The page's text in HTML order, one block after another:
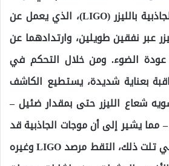
قياس تداخل موجات الجاذبية بالليزر (LIGO)، الذي يعمل عن
عبر نفقين طويلين، وارتدادهما عن
عودة الضوء. ومن خلال التحكم في
بعناية شديدة، يستطيع الكاشف
شعاع الليزر حتى بمقدار ضئيل –
مما يشير إلى أن موجات الجاذبية قد
مرت. وفي السنوات التي تلت ذلك، التقط مرصد LIGO وغيره